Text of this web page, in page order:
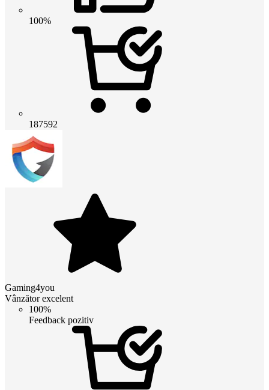
100%
187592
Gaming4you
Vânzător excelent
100%
Feedback pozitiv